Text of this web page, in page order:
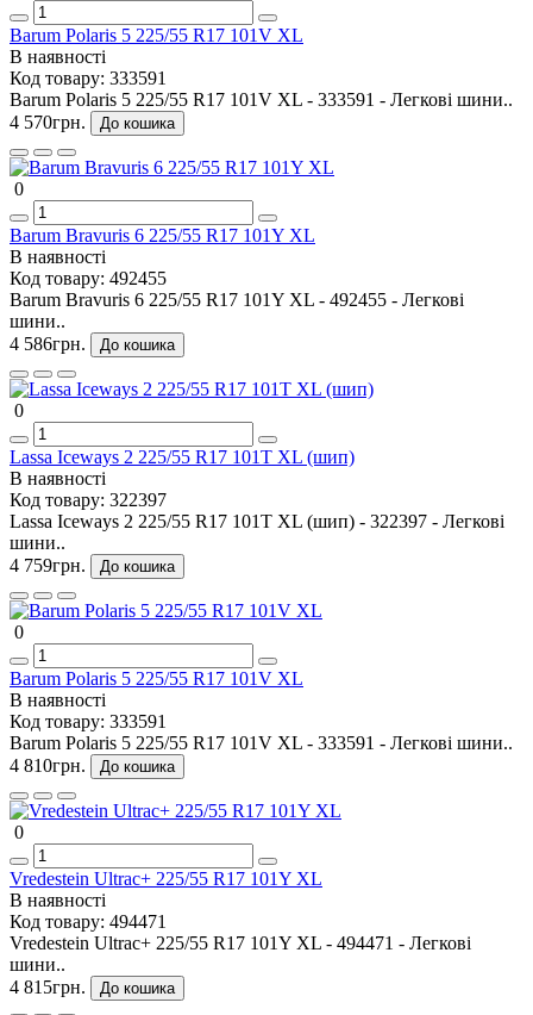
Barum Polaris 5 225/55 R17 101V XL
В наявності
Код товару: 333591
Barum Polaris 5 225/55 R17 101V XL - 333591 - Легкові шини..
4 570грн.
До кошика
0
Barum Bravuris 6 225/55 R17 101Y XL
В наявності
Код товару: 492455
Barum Bravuris 6 225/55 R17 101Y XL - 492455 - Легкові
шини..
4 586грн.
До кошика
0
Lassa Iceways 2 225/55 R17 101T XL (шип)
В наявності
Код товару: 322397
Lassa Iceways 2 225/55 R17 101T XL (шип) - 322397 - Легкові
шини..
4 759грн.
До кошика
0
Barum Polaris 5 225/55 R17 101V XL
В наявності
Код товару: 333591
Barum Polaris 5 225/55 R17 101V XL - 333591 - Легкові шини..
4 810грн.
До кошика
0
Vredestein Ultrac+ 225/55 R17 101Y XL
В наявності
Код товару: 494471
Vredestein Ultrac+ 225/55 R17 101Y XL - 494471 - Легкові
шини..
4 815грн.
До кошика